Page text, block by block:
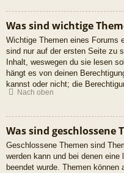
Was sind wichtige
Wichtige Themen eines Forums
sind nur auf der ersten Seite zu
Inhalt, weswegen du sie lesen
hängt es von deinen
kannst oder nicht; die
Nach oben
Was sind geschlossene
Geschlossene Themen sind
werden kann und bei denen
beendet wurde. Themen